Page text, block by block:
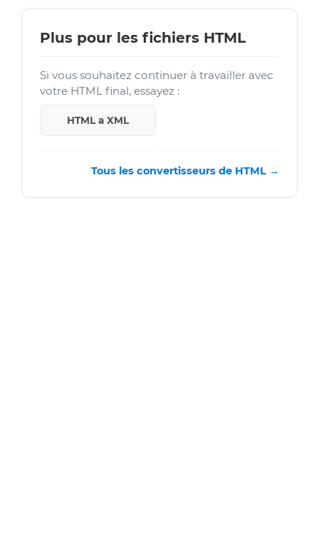
Plus pour les fichiers HTML
Si vous souhaitez continuer à travailler avec
votre HTML final, essayez :
HTML a XML
Tous les convertisseurs de HTML →